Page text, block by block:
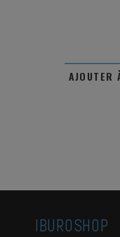
AJOUTER
IBUROSHOP